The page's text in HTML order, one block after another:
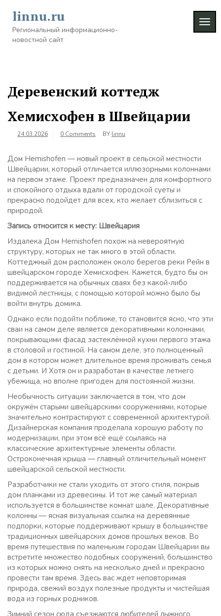
content
linnu.ru
Региональный информационно-
новостной сайт
Деревенский коттедж
Хемисхофен в Швейцарии
24.03.2026 0 Comments BY linnu
Дом Hemishofen — новый проект в сельской местности
Швейцарии, который отличается иллюзорными колоннами
на первом этаже. Проект предназначен для комфортного
и спокойного отдыха вдали от городской суеты и
прекрасно подойдет для всех, кто желает сблизиться с
природой.
Запись относится к месту: Швейцария
Издалека Дом Hemishofen похож на невероятную
структуру, которых не так много в этой области.
Коттеджный дом расположен около берегов реки Рейн в
швейцарском городе Хемисхофен. Кажется, будто бы он
поддерживается на обычных сваях без какой-либо
видимой лестницы, с помощью которой можно было бы
войти внутрь домика.
Однако если подойти поближе, то становится ясно, что эти
сваи на самом деле является декоративными колоннами,
покрывающими фасад застеклённой кухни первого этажа
в столовой и гостиной. На самом деле, это полноценный
дом в котором может длительное время проживать семья
с детьми. И Хотя он и разработан в качестве летнего
убежища, но вполне пригоден для постоянной жизни.
Необычность ситуации заключается в том, что дом
окружён старыми швейцарскими сооружениями, которые
значительно контрастируют с современной архитектурой.
Дизайнерская компания проделала хорошую работу по
модернизации, при этом всё ещё ссылаясь на
классические архитектурные элементы области.
Остроконечная крыша — главный отличительный момент
швейцарской сельской местности.
Разработчики не стали уходить от этого стиля, покрыв
дом планками из древесины. И тот же самый материал
используется в большинстве комнат шале. Декоративные
колонны — ясная визуальная ссылка на деревянные
подпорки, которые поддерживают крышу в большинстве
традиционных швейцарских домов прошлых веков. Во
время путешествия по маленьким городам Швейцарии вы
встретите множество подобных сооружений, большинство
из которых можно снять на несколько дней и прекрасно
провести там время. Здесь вас ждет неповторимая
природа, свежий воздух полезные продукты и чистейшая
вода из горных родников.
Зимний сезон сюда съезжаются любителей лыжного